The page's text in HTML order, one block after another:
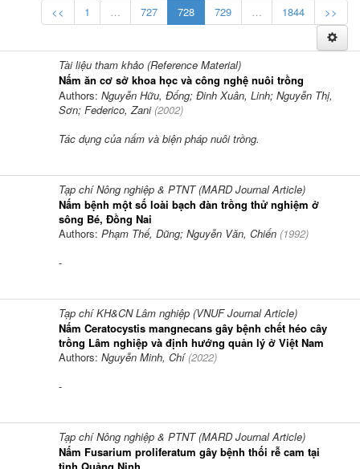
<<
1 … 727 728 729 … 1844 >>
Tài liệu tham khảo (Reference Material)
Nấm ăn cơ sở khoa học và công nghệ nuôi trồng
Authors: Nguyễn Hữu, Đống; Đinh Xuân, Linh; Nguyễn Thị,
Sơn; Federico, Zani(2002)
Tác dụng của nấm và biện pháp nuôi trồng.
Tạp chí Nông nghiệp & PTNT (MARD Journal Article)
Nấm bệnh một số loài bạch đàn trồng thử nghiệm ở
sông Bé, Đồng Nai
Authors: Phạm Thế, Dũng; Nguyễn Văn, Chiến (1992)
-
Tạp chí KH&CN Lâm nghiệp (VNUF Journal Article)
Nấm Ceratocystis mangnecans gây bệnh chết héo cây
trồng Lâm nghiệp và định hướng quản lý ở Việt Nam
Authors: Nguyễn Minh, Chí(2022)
-
Tạp chí Nông nghiệp & PTNT (MARD Journal Article)
Nấm Fusarium proliferatum gây bệnh thối rễ cam tại